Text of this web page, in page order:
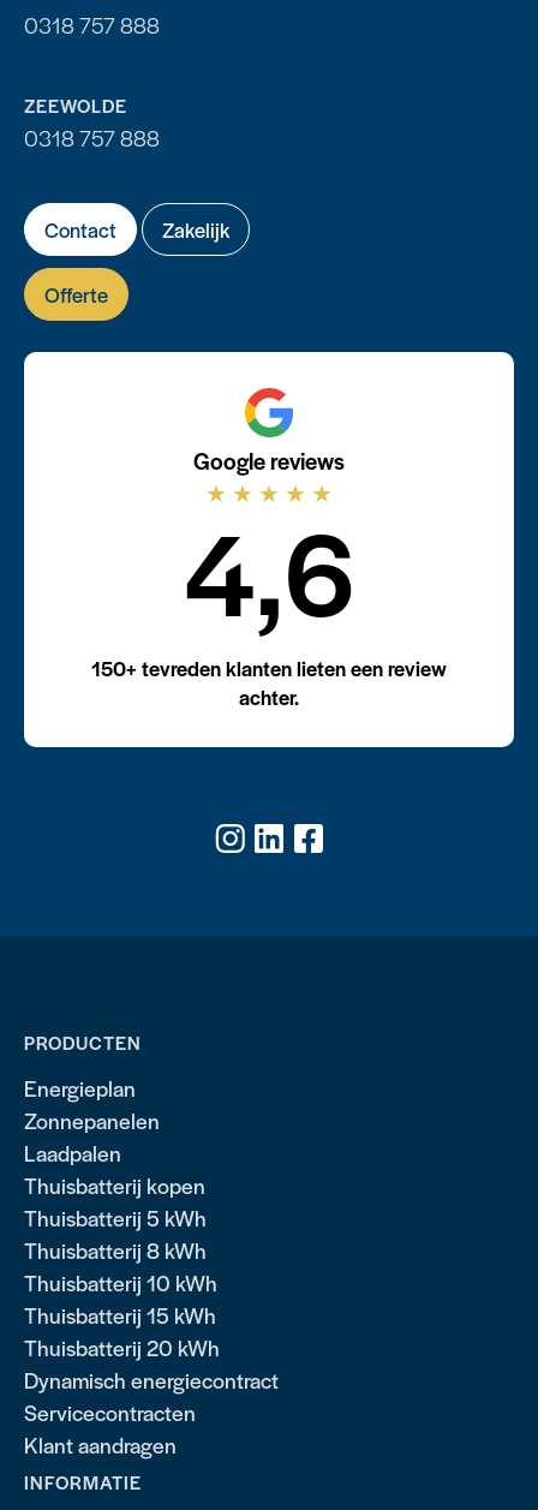
0318 757 888
ZEEWOLDE
0318 757 888
Contact Zakelijk
Offerte
Google reviews
★ ★ ★ ★ ★
4,6
150+ tevreden klanten lieten een review
achter.
PRODUCTEN
Energieplan
Zonnepanelen
Laadpalen
Thuisbatterij kopen
Thuisbatterij 5 kWh
Thuisbatterij 8 kWh
Thuisbatterij 10 kWh
Thuisbatterij 15 kWh
Thuisbatterij 20 kWh
Dynamisch energiecontract
Servicecontracten
Klant aandragen
INFORMATIE